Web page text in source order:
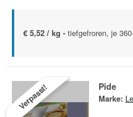
€ 5,52 / kg - tiefgefroren, je
Verpasst! Pide
Marke: